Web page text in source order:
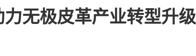
无极皮革产业转型升级